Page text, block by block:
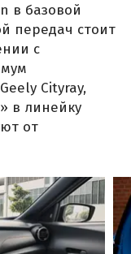
в базовой
передач стоит
с
Cityray,
в линейку
от